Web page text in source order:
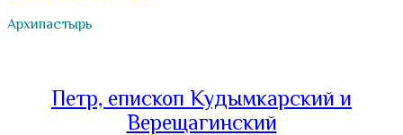
Архипастырь
Петр, епископ Кудымкарский и
Верещагинский